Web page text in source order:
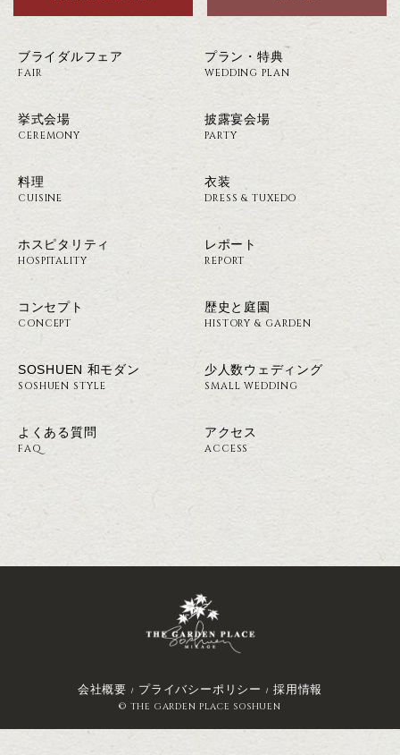
ブライダルフェア
FAIR
プラン・特典
WEDDING PLAN
挙式会場
CEREMONY
披露宴会場
PARTY
料理
CUISINE
衣装
DRESS & TUXEDO
ホスピタリティ
HOSPITALITY
レポート
REPORT
コンセプト
CONCEPT
歴史と庭園
HISTORY & GARDEN
SOSHUEN 和モダン
SOSHUEN STYLE
少人数ウェディング
SMALL WEDDING
よくある質問
FAQ
アクセス
ACCESS
会社概要 プライバシーポリシー 採用情報
© THE GARDEN PLACE SOSHUEN